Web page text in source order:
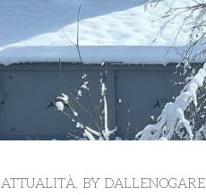
ATTUALITÀ BY DALLENOGARE